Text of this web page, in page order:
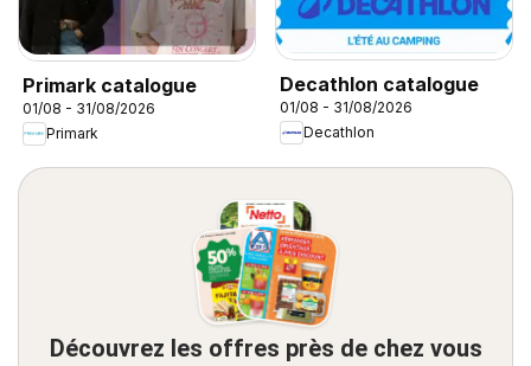
Primark catalogue
01/08 - 31/08/2026
Primark
Decathlon catalogue
01/08 - 31/08/2026
Decathlon
Découvrez les offres près de chez vous